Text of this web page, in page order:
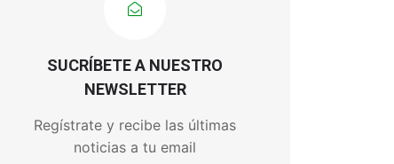
SUCRÍBETE A NUESTRO
NEWSLETTER
Regístrate y recibe las últimas
noticias a tu email